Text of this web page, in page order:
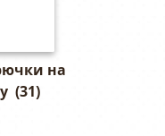
на
(31)